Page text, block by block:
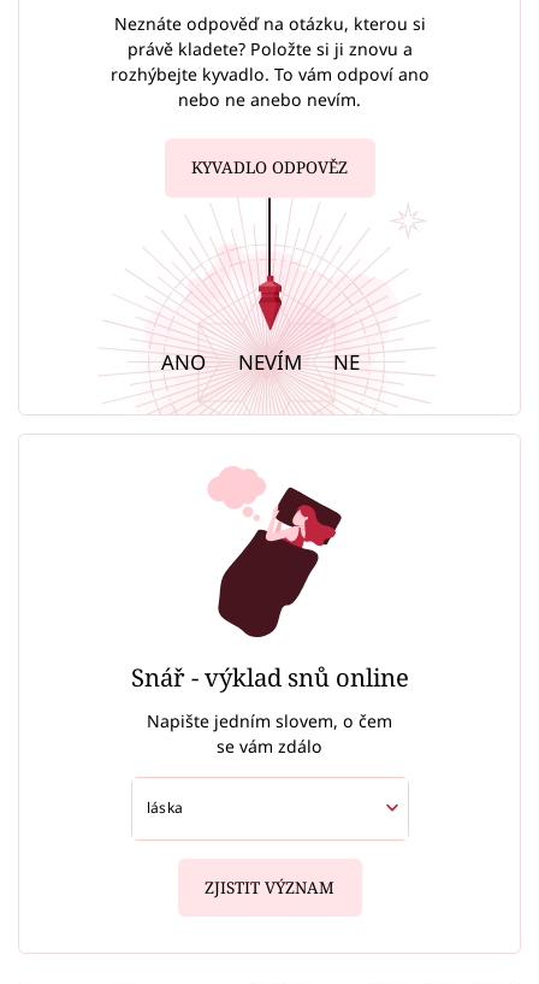
Neznáte odpověď na otázku, kterou si
právě kladete? Položte si ji znovu a
rozhýbejte kyvadlo. To vám odpoví ano
nebo ne anebo nevím.
KYVADLO ODPOVĚZ
ANO NEVÍM NE
Snář - výklad snů online
Napište jedním slovem, o čem
se vám zdálo
ZJISTIT VÝZNAM